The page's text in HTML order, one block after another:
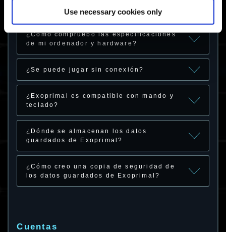
Use necessary cookies only
de Exoprimal?
¿Cómo compruebo las especificaciones
de mi ordenador y hardware?
¿Se puede jugar sin conexión?
¿Exoprimal es compatible con mando y
teclado?
¿Dónde se almacenan los datos
guardados de Exoprimal?
¿Cómo creo una copia de seguridad de
los datos guardados de Exoprimal?
Cuentas